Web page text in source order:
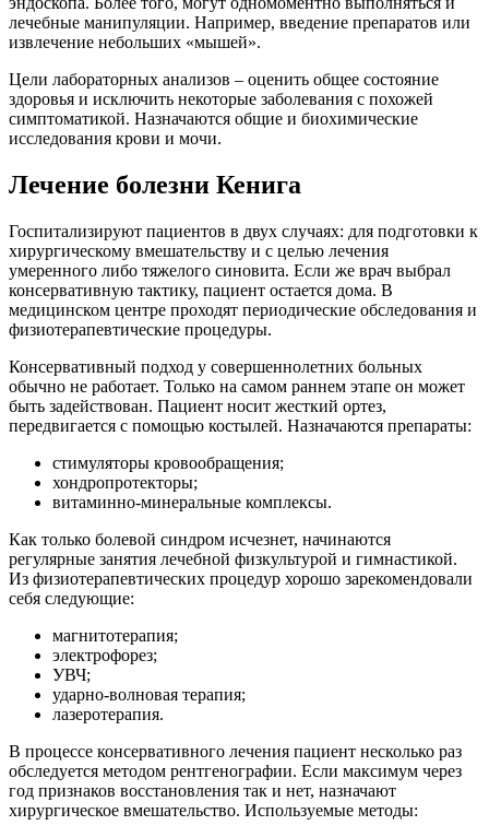
лечебные манипуляции. Например, введение препаратов или
извлечение небольших «мышей».
Цели лабораторных анализов – оценить общее состояние
здоровья и исключить некоторые заболевания с похожей
симптоматикой. Назначаются общие и биохимические
исследования крови и мочи.
Лечение болезни Кенига
Госпитализируют пациентов в двух случаях: для подготовки к
хирургическому вмешательству и с целью лечения
умеренного либо тяжелого синовита. Если же врач выбрал
консервативную тактику, пациент остается дома. В
медицинском центре проходят периодические обследования и
физиотерапевтические процедуры.
Консервативный подход у совершеннолетних больных
обычно не работает. Только на самом раннем этапе он может
быть задействован. Пациент носит жесткий ортез,
передвигается с помощью костылей. Назначаются препараты:
стимуляторы кровообращения;
хондропротекторы;
витаминно-минеральные комплексы.
Как только болевой синдром исчезнет, начинаются
регулярные занятия лечебной физкультурой и гимнастикой.
Из физиотерапевтических процедур хорошо зарекомендовали
себя следующие:
магнитотерапия;
электрофорез;
УВЧ;
ударно-волновая терапия;
лазеротерапия.
В процессе консервативного лечения пациент несколько раз
обследуется методом рентгенографии. Если максимум через
год признаков восстановления так и нет, назначают
хирургическое вмешательство. Используемые методы: